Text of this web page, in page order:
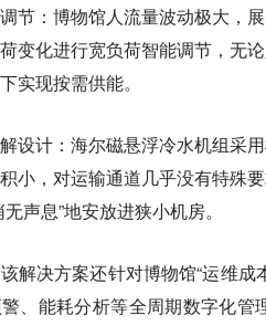
节：博物馆人流量波动极大，
变化进行宽负荷智能调节，无
实现按需供能。
设计：海尔磁悬浮冷水机组采
小，对运输通道几乎没有特殊
声息”地安放进狭小机房。
解决方案还针对博物馆“运维
、能耗分析等全周期数字化